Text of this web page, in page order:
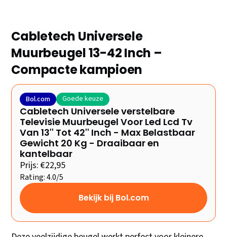
Cabletech Universele
Muurbeugel 13-42 Inch –
Compacte kampioen
Bol.com Goede keuze
Cabletech Universele verstelbare
Televisie Muurbeugel Voor Led Lcd Tv
Van 13'' Tot 42'' Inch - Max Belastbaar
Gewicht 20 Kg - Draaibaar en
kantelbaar
Prijs: €22,95
Rating: 4.0/5
Bekijk bij Bol.com